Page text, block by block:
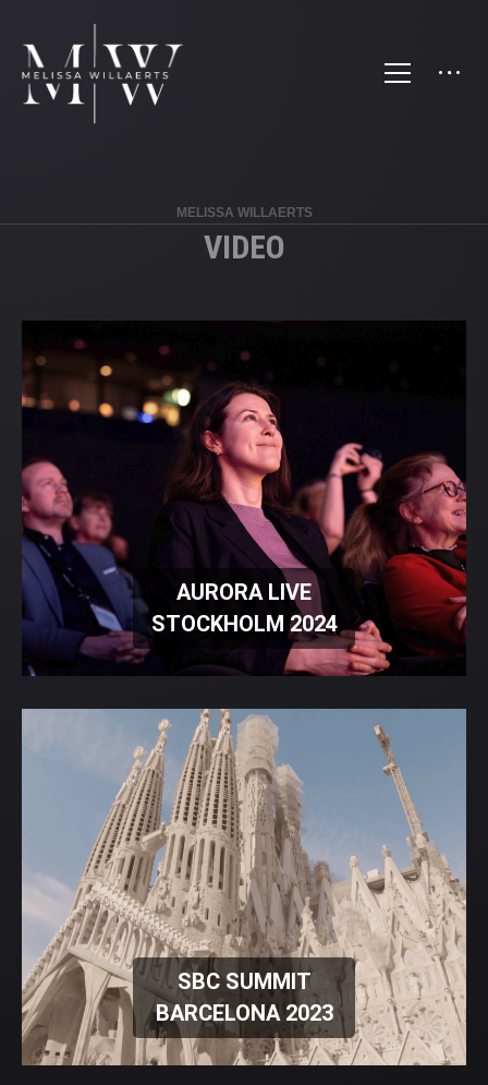
MELISSA WILLAERTS
VIDEO
AURORA LIVE
STOCKHOLM 2024
SBC SUMMIT
BARCELONA 2023